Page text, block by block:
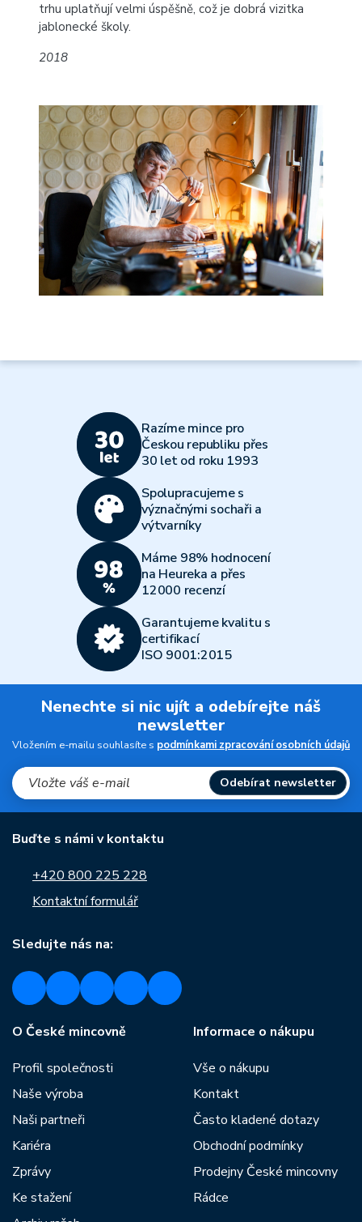
trhu uplatňují velmi úspěšně, což je dobrá vizitka
jablonecké školy.
2018
Razíme mince pro
Českou republiku přes
30 let od roku 1993
Spolupracujeme s
význačnými sochaři a
výtvarníky
Máme 98% hodnocení
na Heureka a přes
12000 recenzí
Garantujeme kvalitu s
certifikací
ISO 9001:2015
Nenechte si nic ujít a odebírejte náš
newsletter
Vložením e-mailu souhlasíte s podmínkami zpracování osobních údajů
Odebírat newsletter
Buďte s námi v kontaktu
+420 800 225 228
Kontaktní formulář
Sledujte nás na:
O České mincovně
Profil společnosti
Naše výroba
Naši partneři
Kariéra
Zprávy
Ke stažení
Informace o nákupu
Vše o nákupu
Kontakt
Často kladené dotazy
Obchodní podmínky
Prodejny České mincovny
Rádce